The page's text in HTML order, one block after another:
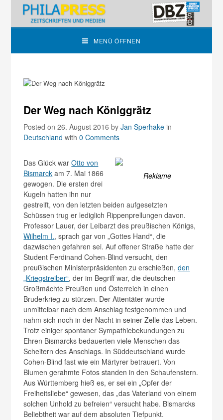
MENÜ ÖFFNEN
Der Weg nach Königgrätz
Posted on 26. August 2016byJan Sperhake in
Deutschland with0 Comments
Reklame
Das Glück warOtto von
Bismarck am 7. Mai 1866
gewogen. Die ersten drei
Kugeln hatten ihn nur
gestreift, von den letzten beiden aufgesetzten
Schüssen trug er lediglich Rippenprellungen davon.
Professor Lauer, der Leibarzt des preußischen Königs,
Wilhelm I., sprach gar von „Gottes Hand“, die
dazwischen gefahren sei. Auf offener Straße hatte der
Student Ferdinand Cohen-Blind versucht, den
preußischen Ministerpräsidenten zu erschießen,den
„Kriegstreiber“, der im Begriff war, die deutschen
Großmächte Preußen und Österreich in einen
Bruderkrieg zu stürzen. Der Attentäter wurde
unmittelbar nach dem Anschlag festgenommen und
nahm sich noch in der Nacht in seiner Zelle das Leben.
Trotz einiger spontaner Sympathiebekundungen zu
Ehren Bismarcks bedauerten viele Menschen das
Scheitern des Anschlags. In Süddeutschland wurde
Cohen-Blind fast wie ein Märtyrer betrauert. Von
Blumen gerahmte Fotos standen in den Schaufenstern.
Aus Württemberg hieß es, er sei ein „Opfer der
Freiheitsliebe“ gewesen, das „das Vaterland von einem
solchen Unhold zu befreien“ versucht habe. Bismarcks
Beliebtheit war auf dem absoluten Tiefpunkt.